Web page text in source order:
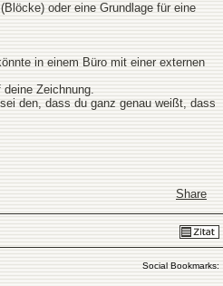
oder eine Grundlage für eine
in einem Büro mit einer externen
Zeichnung.
den, dass du ganz genau weißt, dass
Share
Social Bookmarks: